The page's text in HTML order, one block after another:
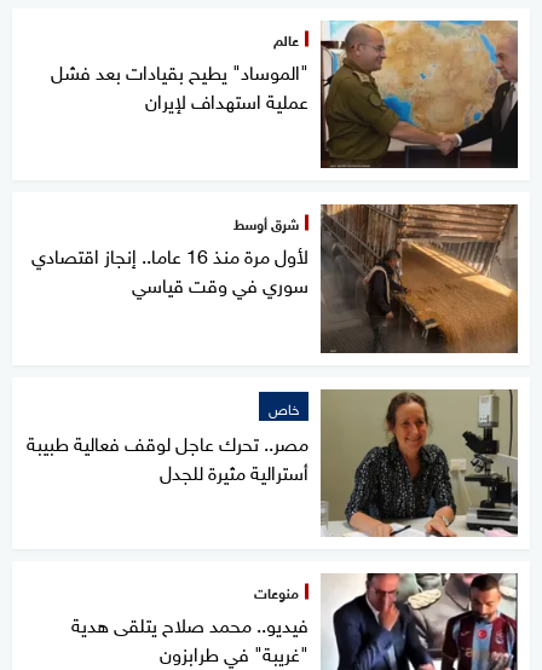
عالم
"الموساد" يطيح بقيادات بعد فشل
عملية استهداف لإيران
شرق أوسط
لأول مرة منذ 16 عاما.. إنجاز اقتصادي
سوري في وقت قياسي
خاص
مصر.. تحرك عاجل لوقف فعالية طبيبة
أسترالية مثيرة للجدل
منوعات
فيديو.. محمد صلاح يتلقى هدية
"غريبة" في طرابزون